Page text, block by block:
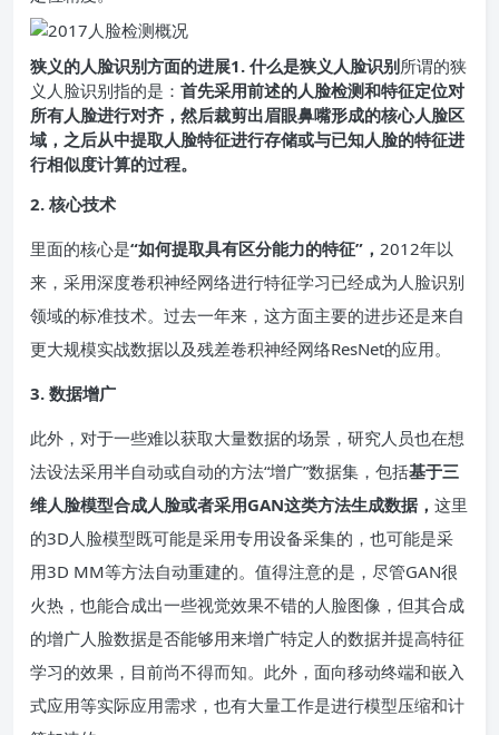
狭义的人脸识别方面的进展1. 什么是狭义人脸识别所谓的狭
义人脸识别指的是： 首先采用前述的人脸检测和特征定位对
所有人脸进行对齐，然后裁剪出眉眼鼻嘴形成的核心人脸区
域，之后从中提取人脸特征进行存储或与已知人脸的特征进
行相似度计算的过程。
2. 核心技术
里面的核心是“如何提取具有区分能力的特征”， 2012年以
来，采用深度卷积神经网络进行特征学习已经成为人脸识别
领域的标准技术。过去一年来，这方面主要的进步还是来自
更大规模实战数据以及残差卷积神经网络ResNet的应用。
3. 数据增广
此外，对于一些难以获取大量数据的场景，研究人员也在想
法设法采用半自动或自动的方法“增广”数据集，包括基于三
维人脸模型合成人脸或者采用GAN这类方法生成数据， 这里
的3D人脸模型既可能是采用专用设备采集的，也可能是采
用3D MM等方法自动重建的。值得注意的是，尽管GAN很
火热，也能合成出一些视觉效果不错的人脸图像，但其合成
的增广人脸数据是否能够用来增广特定人的数据并提高特征
学习的效果，目前尚不得而知。此外，面向移动终端和嵌入
式应用等实际应用需求，也有大量工作是进行模型压缩和计